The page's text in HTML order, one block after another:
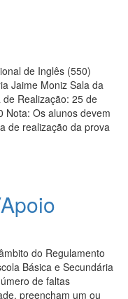
de Inglês (550)
Jaime Moniz Sala da
Realização: 25 de
Nota: Os alunos devem
de realização da prova
do Regulamento
Básica e Secundária
de faltas
preencham um ou